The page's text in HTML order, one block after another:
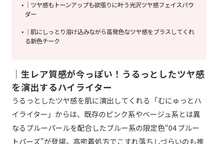
｜ツヤ感もトーンアップも欲張りに叶う光沢ツヤ感フェイスパウ
ダー
｜肌にしっとり溶け込みながら高発色なツヤ感をプラスしてくれ
る新色チーク
｜生レア質感が今っぽい！うるっとしたツヤ感
を演出するハイライター
うるっとしたツヤ感を肌に演出してくれる「むにゅっとハ
イライター」からは、既存のピンク系やベージュ系とは異
なるブルーパールを配合したブルー系の限定色“04 ブルー
トパーズ”が登場。高密着処方でこすれ落ちしづらいのも推